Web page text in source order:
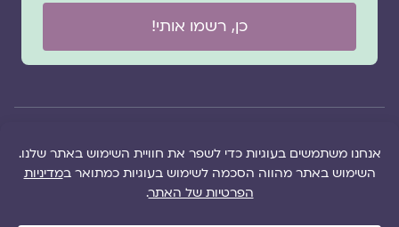
כן, רשמו אותי!
הזכויות של מגזין
של
שגגה
הוקם ב ❤ על ידי –
לימונדה 2.0
| מיתוג:
סטודיו נופר דסקל
מפת אתר|